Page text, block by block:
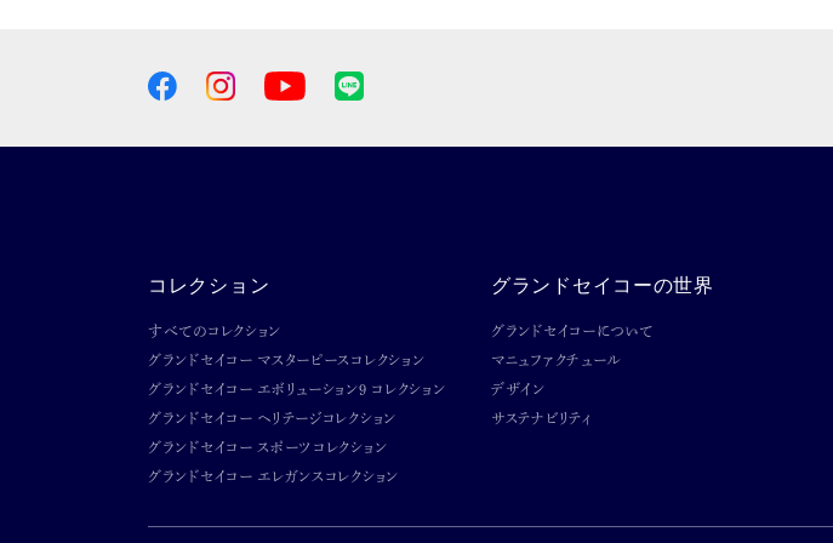
コレクション
すべてのコレクション
グランドセイコー マスターピースコレクション
グランドセイコー エボリューション9 コレクション
グランドセイコー ヘリテージコレクション
グランドセイコー スポーツコレクション
グランドセイコー エレガンスコレクション
グランドセイコーの世界
グランドセイコーについて
マニュファクチュール
デザイン
サステナビリティ